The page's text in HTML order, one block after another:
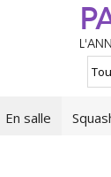
En salle